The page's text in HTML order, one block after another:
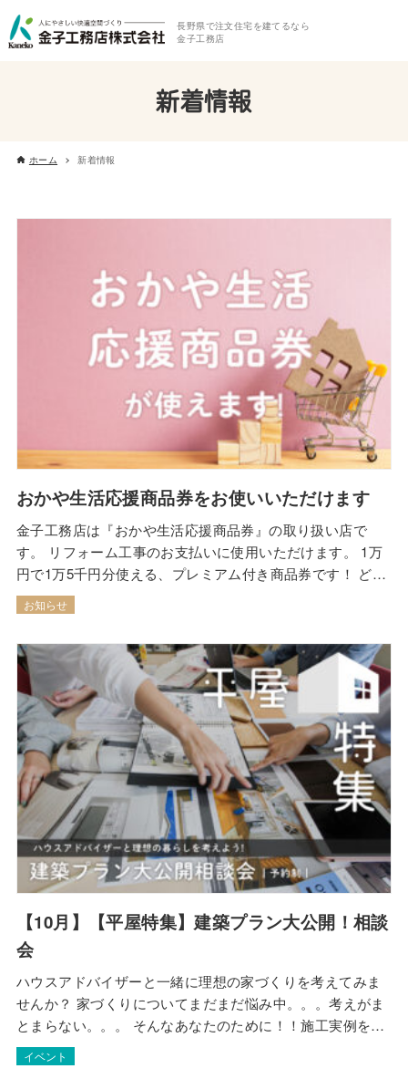
長野県で注文住宅を建てるなら
金子工務店
新着情報
ホーム 新着情報
おかや生活応援商品券をお使いいただけます
金子工務店は『おかや生活応援商品券』の取り扱い店で
す。 リフォーム工事のお支払いに使用いただけます。 1万
円で1万5千円分使える、プレミアム付き商品券です！ どう
ぞご利用ください。 【利用期間】令和5年10月2日(月)～令
和6年1月31日(水)
お知らせ
【10月】【平屋特集】建築プラン大公開！相談
会
ハウスアドバイザーと一緒に理想の家づくりを考えてみま
せんか？ 家づくりについてまだまだ悩み中。。。考えがま
とまらない。。。 そんなあなたのために！！施工実例を参
考にしながら、経験豊富なハウスアドバイザーと気軽にお
話しできる相談会を＜1日3組限定＞で開催します！あなた
イベント